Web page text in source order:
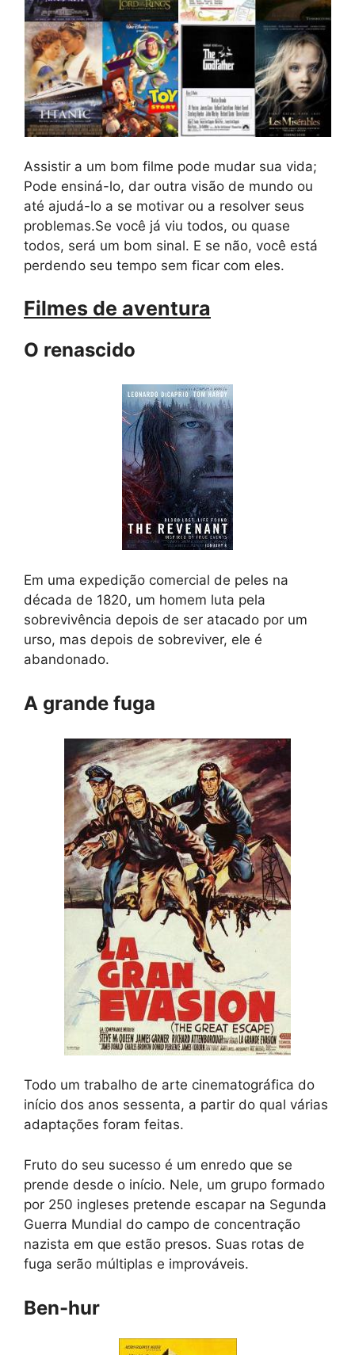
Assistir a um bom filme pode mudar sua vida;
Pode ensiná-lo, dar outra visão de mundo ou
até ajudá-lo a se motivar ou a resolver seus
problemas.Se você já viu todos, ou quase
todos, será um bom sinal. E se não, você está
perdendo seu tempo sem ficar com eles.
Filmes de aventura
O renascido
Em uma expedição comercial de peles na
década de 1820, um homem luta pela
sobrevivência depois de ser atacado por um
urso, mas depois de sobreviver, ele é
abandonado.
A grande fuga
Todo um trabalho de arte cinematográfica do
início dos anos sessenta, a partir do qual várias
adaptações foram feitas.
Fruto do seu sucesso é um enredo que se
prende desde o início. Nele, um grupo formado
por 250 ingleses pretende escapar na Segunda
Guerra Mundial do campo de concentração
nazista em que estão presos. Suas rotas de
fuga serão múltiplas e improváveis.
Ben-hur